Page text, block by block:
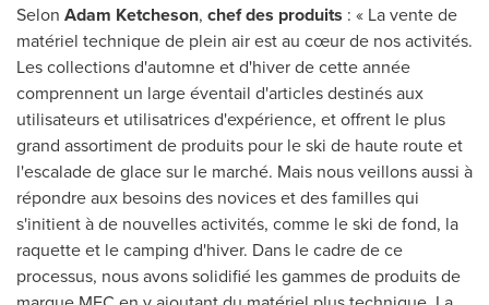
Selon Adam Ketcheson, chef des produits : « La vente de
matériel technique de plein air est au cœur de nos activités.
Les collections d'automne et d'hiver de cette année
comprennent un large éventail d'articles destinés aux
utilisateurs et utilisatrices d'expérience, et offrent le plus
grand assortiment de produits pour le ski de haute route et
l'escalade de glace sur le marché. Mais nous veillons aussi à
répondre aux besoins des novices et des familles qui
s'initient à de nouvelles activités, comme le ski de fond, la
raquette et le camping d'hiver. Dans le cadre de ce
processus, nous avons solidifié les gammes de produits de